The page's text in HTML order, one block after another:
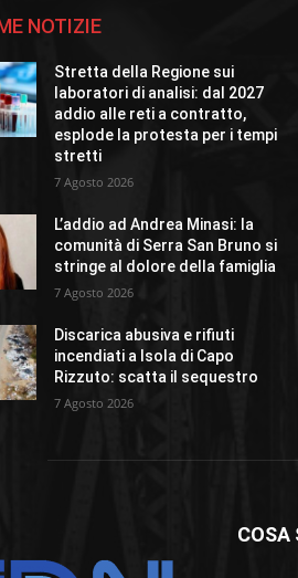
NOTIZIE
Stretta della Regione sui
laboratori di analisi: dal 2027
addio alle reti a contratto,
esplode la protesta per i tempi
stretti
7 Agosto 2026
L’addio ad Andrea Minasi: la
comunità di Serra San Bruno si
stringe al dolore della famiglia
7 Agosto 2026
Discarica abusiva e rifiuti
incendiati a Isola di Capo
Rizzuto: scatta il sequestro
7 Agosto 2026
COSA